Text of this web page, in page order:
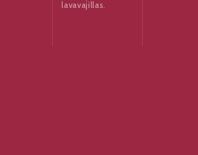
lavavajillas.